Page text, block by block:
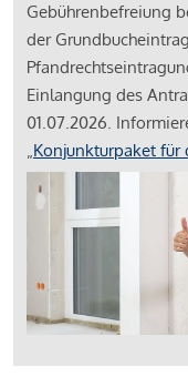
Gebührenbefreiung
der
Einlangung des
01.07.2026.
„Konjunkturpaket für